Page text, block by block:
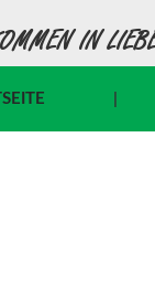
IN